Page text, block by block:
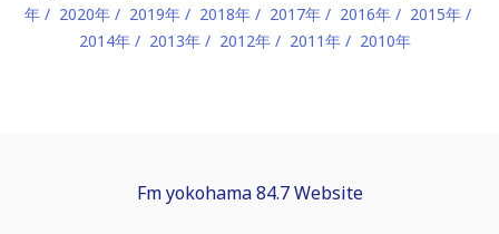
年
2020年 2019年 2018年 2017年 2016年
2015年
2014年
2013年 2012年 2011年 2010年
Fm yokohama 84.7 Website